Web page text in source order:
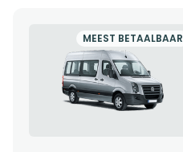
MEEST BETAALBAAR